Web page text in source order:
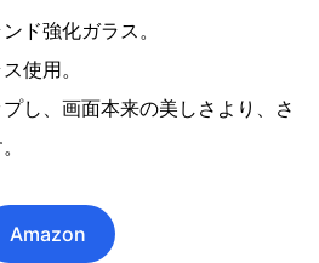
ド強化ガラス。
使用。
し、画面本来の美しさより、さ
Amazon